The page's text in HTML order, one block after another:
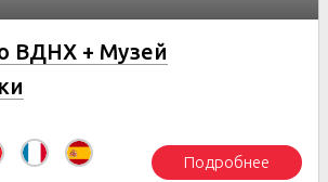
ВДНХ + Музей
Подробнее